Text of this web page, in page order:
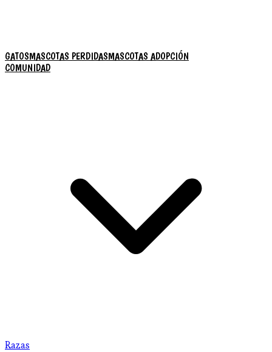
GATOSMASCOTAS PERDIDASMASCOTAS ADOPCIÓN
COMUNIDAD
Razas